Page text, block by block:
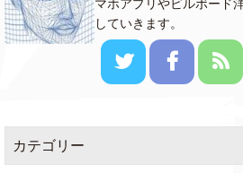
マホアプリやビルボード
していきます。
カテゴリー